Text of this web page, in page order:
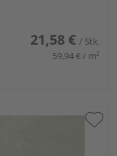
21,58 € / Stk.
59,94 € / m²